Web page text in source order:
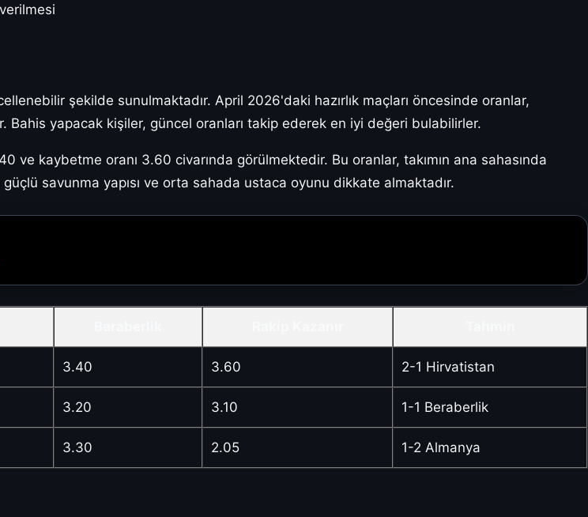
şekilde sunulmaktadır. April 2026'daki hazırlık maçları öncesinde oranlar,
yapacak kişiler, güncel oranları takip ederek en iyi değeri bulabilirler.
ve kaybetme oranı 3.60 civarında görülmektedir. Bu oranlar, takımın ana sahasında
savunma yapısı ve orta sahada ustaca oyunu dikkate almaktadır.
3.40 3.60 2-1 Hirvatistan
3.20 3.10 1-1 Beraberlik
3.30 2.05 1-2 Almanya